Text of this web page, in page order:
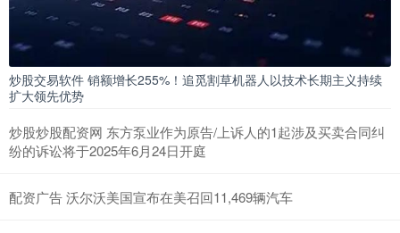
炒股交易软件 销额增长255%！追觅割草机器人以技术长期主义持续
扩大领先优势
炒股炒股配资网 东方泵业作为原告/上诉人的1起涉及买卖合同纠
纷的诉讼将于2025年6月24日开庭
配资广告 沃尔沃美国宣布在美召回11,469辆汽车